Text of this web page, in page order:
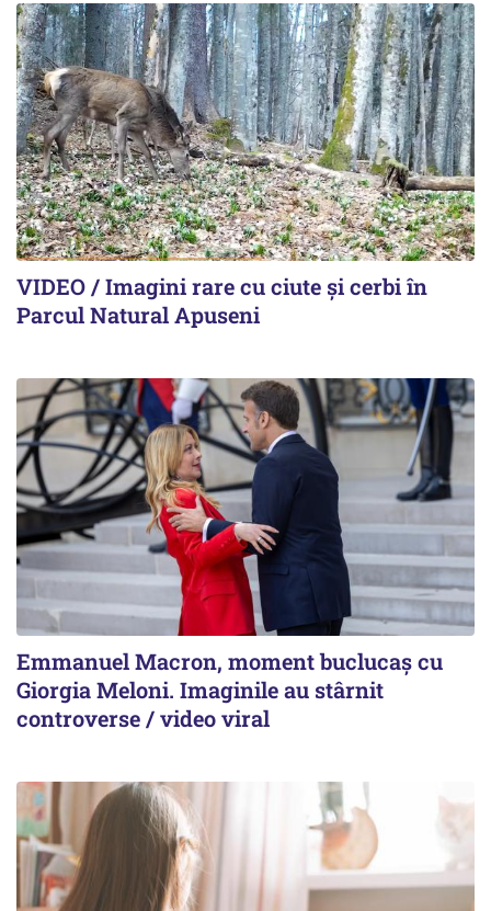
VIDEO / Imagini rare cu ciute și cerbi în
Parcul Natural Apuseni
Emmanuel Macron, moment buclucaș cu
Giorgia Meloni. Imaginile au stârnit
controverse / video viral